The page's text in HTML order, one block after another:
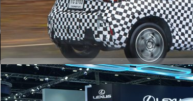
4,055 x 1,729 x 1,516 มม.) รวมถึงระยะฐานล้อ 2,570 มม. (
ช่วงทดสอบการขับขี่และการใช้งานในชีวิตประจำวันในระยะทาง
ประเทศไทย…
Noparat Monchaitanapat| 781 days ago
Read More
25/03/2024
GWM ส่ง POER SAHAR กระบะไฮบริดรุ่นแร